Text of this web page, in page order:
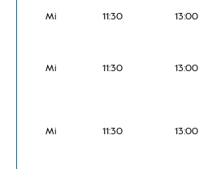
Mi 11:30 13:00
Mi 11:30 13:00
Mi 11:30 13:00